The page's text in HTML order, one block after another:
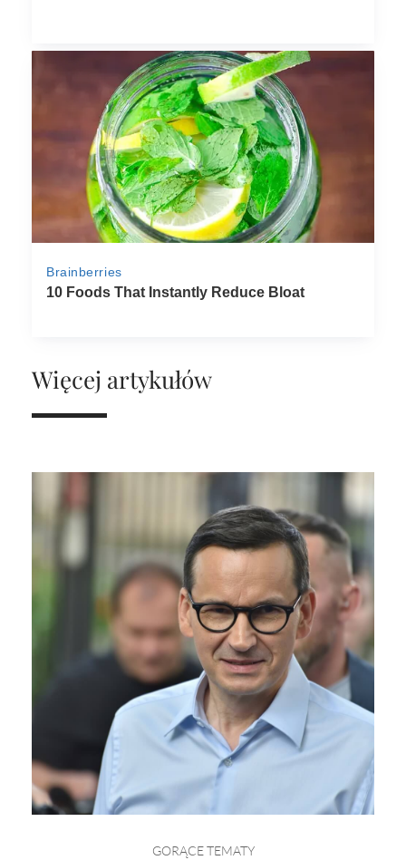
Więcej artykułów
GORĄCE TEMATY